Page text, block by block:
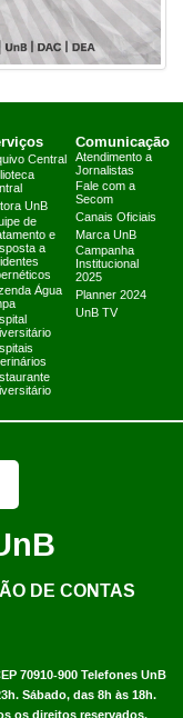
Central
UnB
de
e
a
Água
Comunicação
Atendimento a
Jornalistas
Fale com a
Secom
Canais Oficiais
Marca UnB
Campanha
Institucional
2025
Planner 2024
UnB TV
70910-900 Telefones UnB
Sábado, das 8h às 18h.
DE CONTAS